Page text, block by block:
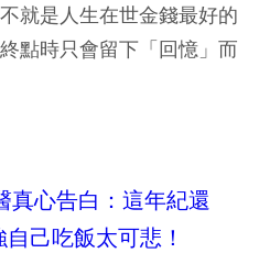
就是人生在世金錢最好的
點時只會留下「回憶」而
真心告白：這年紀還
己吃飯太可悲！